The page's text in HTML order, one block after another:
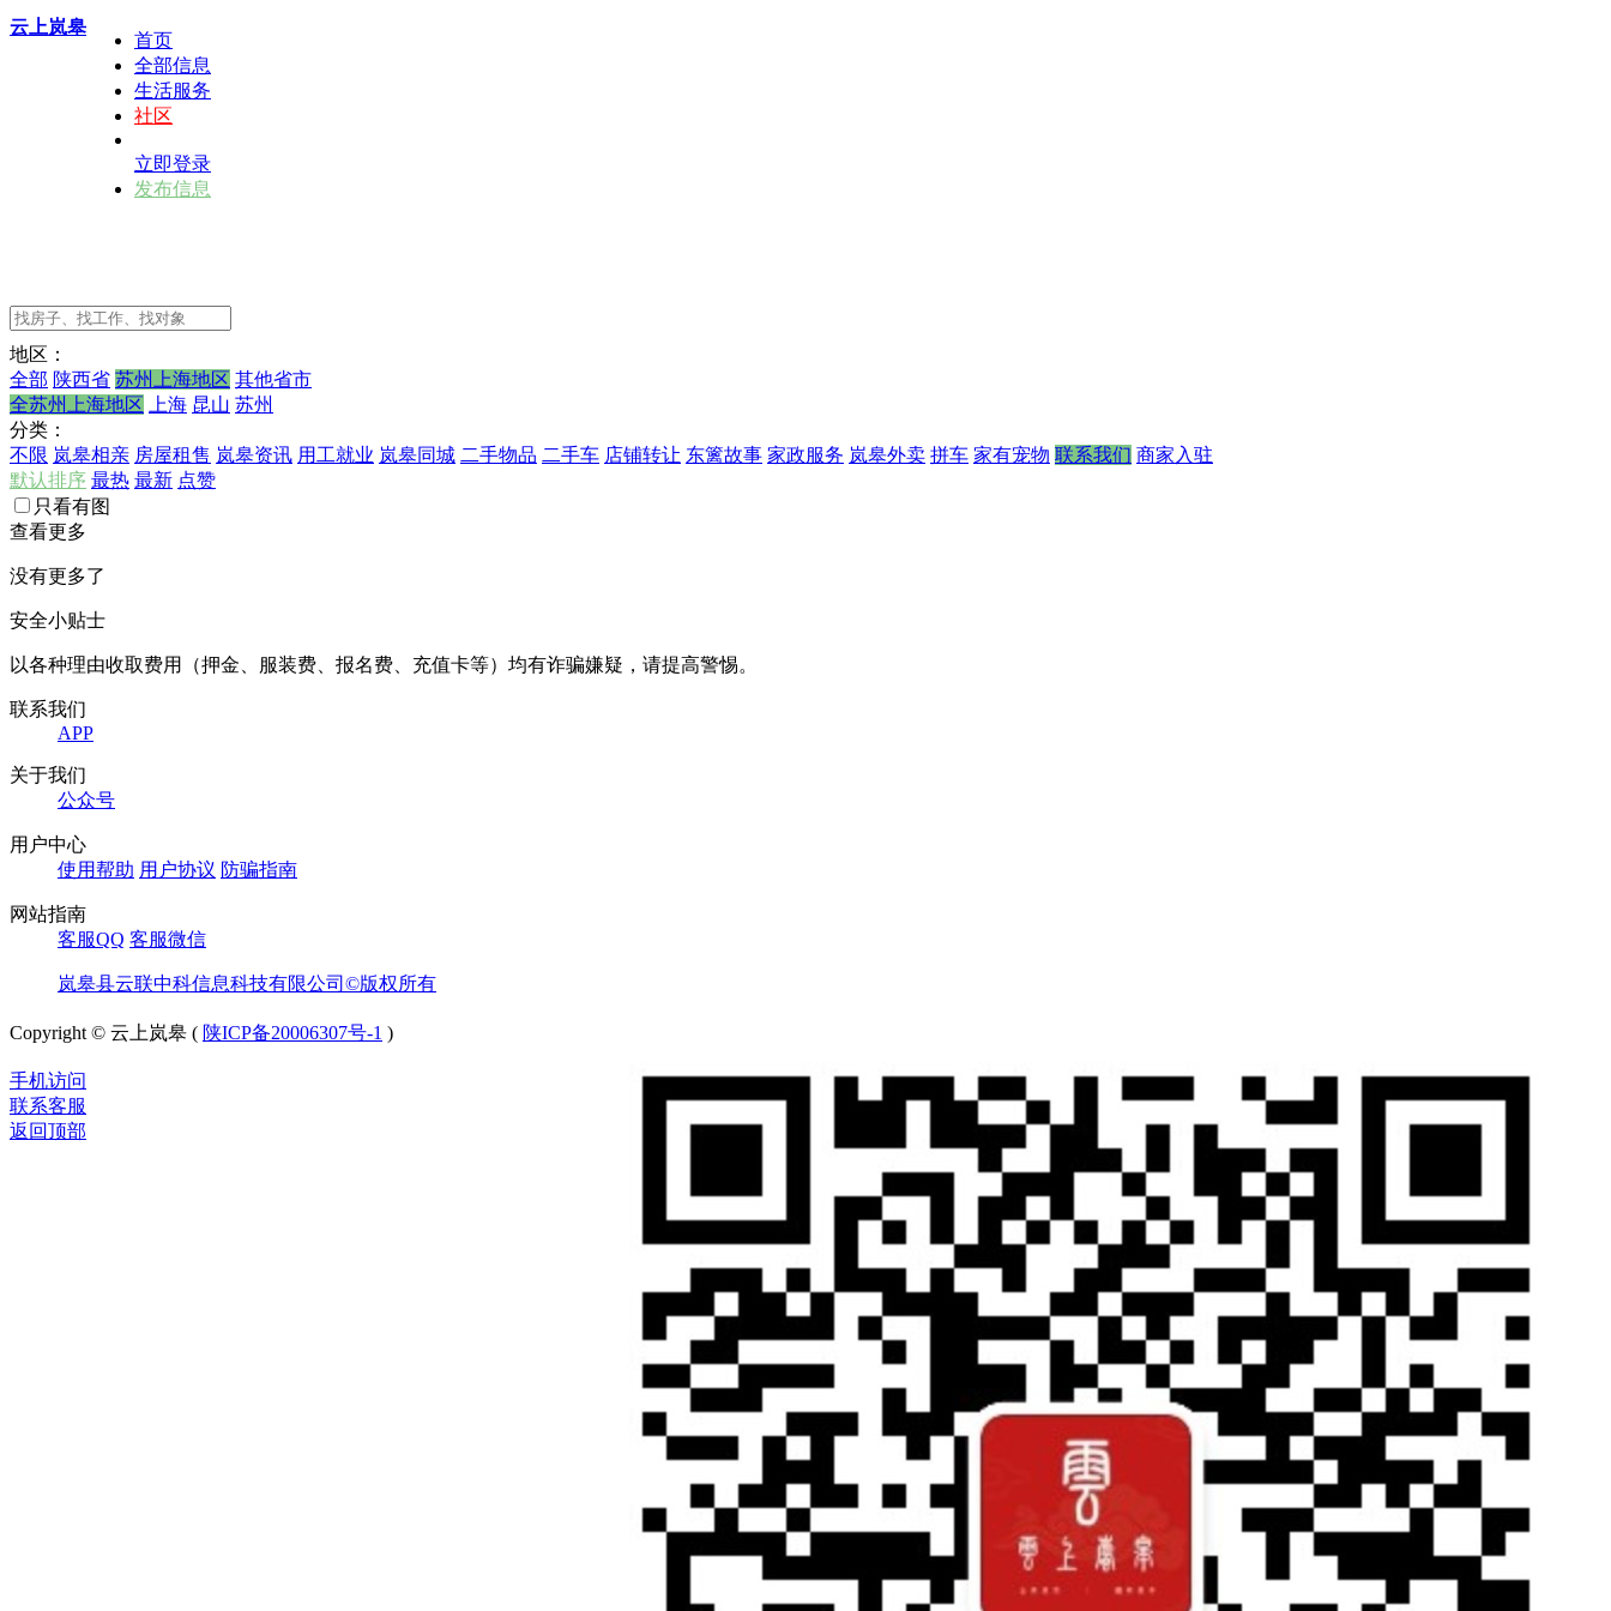
云上岚皋
首页
全部信息
生活服务
社区
立即登录
发布信息
地区：
全部 陕西省 苏州上海地区 其他省市
全苏州上海地区
上海 昆山 苏州
分类：
不限 岚皋相亲 房屋租售 岚皋资讯 用工就业 岚皋同城 二手物品 二手车 店铺转让 东篱故事 家政服务 岚皋外卖 拼车 家有宠物 联系我们 商家入驻
默认排序 最热 最新 点赞
只看有图
查看更多
没有更多了
安全小贴士
以各种理由收取费用（押金、服装费、报名费、充值卡等）均有诈骗嫌疑，请提高警惕。
联系我们
APP
关于我们
公众号
用户中心
使用帮助 用户协议 防骗指南
网站指南
客服QQ 客服微信
岚皋县云联中科信息科技有限公司©版权所有
Copyright © 云上岚皋 ( 陕ICP备20006307号-1 )
手机访问
联系客服
返回顶部